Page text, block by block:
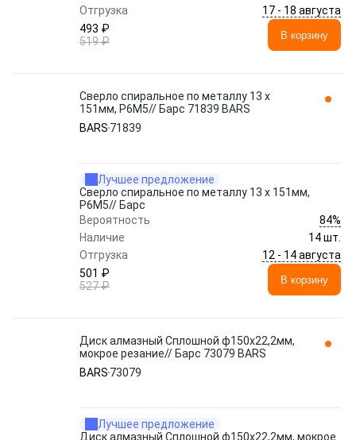
Отгрузка
17 - 18 августа
493 ₽
519 ₽
В корзину
Сверло спиральное по металлу 13 x
151мм, Р6М5// Барс 71839 BARS
BARS 71839
Лучшее предложение
Сверло спиральное по металлу 13 x 151мм,
Р6М5// Барс
Вероятность
84%
Наличие
14 шт.
Отгрузка
12 - 14 августа
501 ₽
527 ₽
В корзину
Диск алмазный Сплошной ф150х22,2мм,
мокрое резание// Барс 73079 BARS
BARS 73079
Лучшее предложение
Диск алмазный Сплошной ф150х22,2мм, мокрое